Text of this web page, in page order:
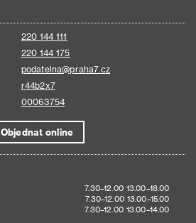
220 144 111
220 144 175
podatelna@praha7.cz
r44b2x7
00063754
Objednat online
7.30–12.00 13.00–18.00
7.30–12.00 13.00–15.00
7.30–12.00 13.00–14.00